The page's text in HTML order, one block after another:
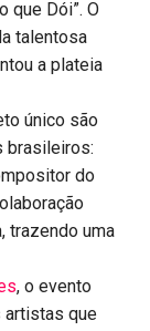
que Dói”. O
talentosa
a plateia
único são
brasileiros:
do
trazendo uma
, o evento
artistas que